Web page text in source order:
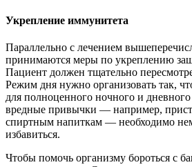
Укрепление иммунитета
Параллельно с лечением
принимаются меры по укреплению
Пациент должен тщательно
Режим дня нужно организовать так,
для полноценного ночного и
вредные привычки — например,
спиртным напиткам — необходимо
избавиться.
Чтобы помочь организму бороться с